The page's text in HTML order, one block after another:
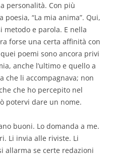
personalità. Con più
poesia, “La mia anima”. Qui,
e parola. E nella
forse una certa affinità con
poemi sono ancora privi
anche l’ultimo e quello a
che li accompagnava; non
che ho percepito nel
potervi dare un nome.
buoni. Lo domanda a me.
Li invia alle riviste. Li
allarma se certe redazioni